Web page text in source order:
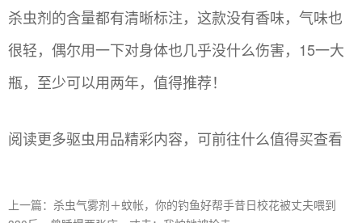
杀虫剂的含量都有清晰标注，这款没有香味，气味也
很轻，偶尔用一下对身体也几乎没什么伤害，15一大
瓶，至少可以用两年，值得推荐！
阅读更多驱虫用品精彩内容，可前往什么值得买查看
上一篇：杀虫气雾剂＋蚊帐，你的钓鱼好帮手昔日校花被丈夫喂到